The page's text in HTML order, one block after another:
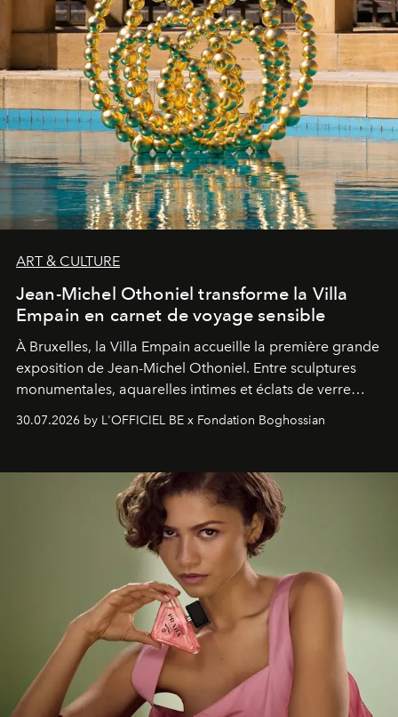
ART & CULTURE
Jean-Michel Othoniel transforme la Villa
Empain en carnet de voyage sensible
À Bruxelles, la Villa Empain accueille la première grande
exposition de Jean-Michel Othoniel. Entre sculptures
monumentales, aquarelles intimes et éclats de verre
soufflé, l’artiste français compose un itinéraire
émotionnel où chaque œuvre devient le souvenir
émerveillement.
30.07.2026 by L'OFFICIEL BE x Fondation Boghossian